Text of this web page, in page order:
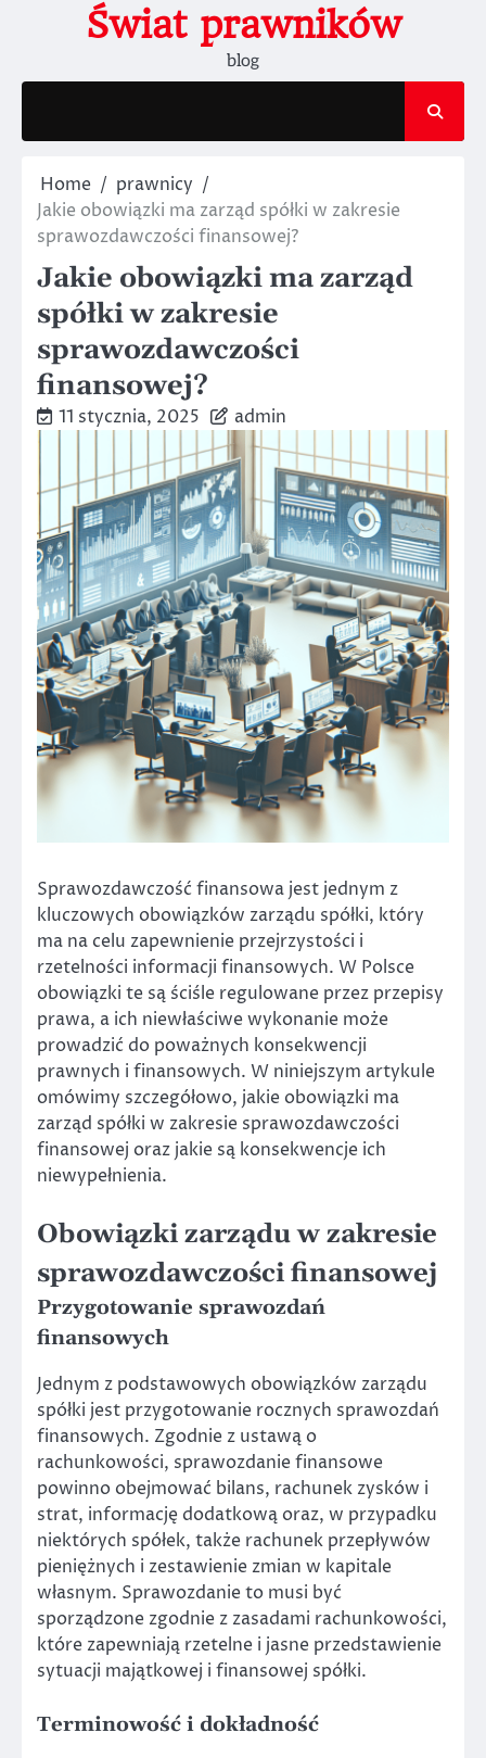
Świat prawników
blog
Home
prawnicy
Jakie obowiązki ma zarząd spółki w zakresie
sprawozdawczości finansowej?
Jakie obowiązki ma zarząd
spółki w zakresie
sprawozdawczości
finansowej?
11 stycznia, 2025 admin
Sprawozdawczość finansowa jest jednym z
kluczowych obowiązków zarządu spółki, który
ma na celu zapewnienie przejrzystości i
rzetelności informacji finansowych. W Polsce
obowiązki te są ściśle regulowane przez przepisy
prawa, a ich niewłaściwe wykonanie może
prowadzić do poważnych konsekwencji
prawnych i finansowych. W niniejszym artykule
omówimy szczegółowo, jakie obowiązki ma
zarząd spółki w zakresie sprawozdawczości
finansowej oraz jakie są konsekwencje ich
niewypełnienia.
Obowiązki zarządu w zakresie
sprawozdawczości finansowej
Przygotowanie sprawozdań
finansowych
Jednym z podstawowych obowiązków zarządu
spółki jest przygotowanie rocznych sprawozdań
finansowych. Zgodnie z ustawą o
rachunkowości, sprawozdanie finansowe
powinno obejmować bilans, rachunek zysków i
strat, informację dodatkową oraz, w przypadku
niektórych spółek, także rachunek przepływów
pieniężnych i zestawienie zmian w kapitale
własnym. Sprawozdanie to musi być
sporządzone zgodnie z zasadami rachunkowości,
które zapewniają rzetelne i jasne przedstawienie
sytuacji majątkowej i finansowej spółki.
Terminowość i dokładność